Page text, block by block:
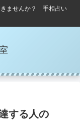
きませんか？ 手相占い
する人の